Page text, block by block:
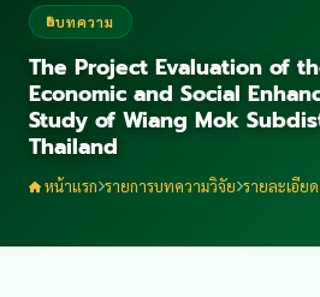
บทความ
The Project Evaluation of
Economic and Social
Study of Wiang Mok
Thailand
หน้าแรก รายการบทความวิจัย รายละเอียด